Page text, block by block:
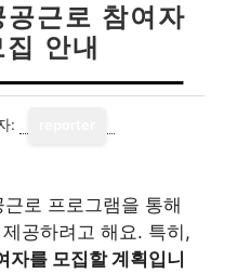
근로 참여자
안내
:
로 프로그램을 통해
공하려고 해요. 특히,
를 모집할 계획입니